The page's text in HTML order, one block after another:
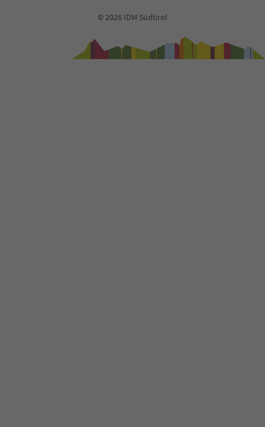
© 2026 IDM Südtirol